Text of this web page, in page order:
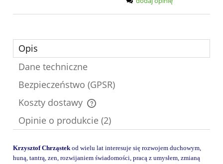
Opis
Dane techniczne
Bezpieczeństwo (GPSR)
Koszty dostawy
Cena nie zawiera ewentualnych kosztów płatności
Opinie o produkcie (2)
Krzysztof Chrząstek od wielu lat interesuje się rozwojem duchowym,
huną, tantrą, zen, rozwijaniem świadomości, pracą z umysłem, zmianą